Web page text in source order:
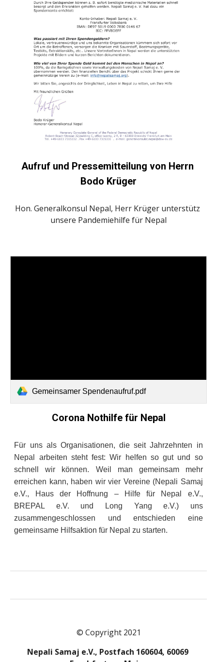
Aufruf und Pressemitteilung von Herrn
Bodo Krüger
Hon. Generalkonsul Nepal, Herr Krüger unterstütz
unsere Pandemiehilfe für Nepal
Gemeinsamer Spendenaufruf.pdf
Corona Nothilfe für Nepal
Für uns als Organisationen, die seit Jahrzehnten in
Nepal arbeiten steht fest: Wir helfen so gut und so
schnell wir können. Weil man gemeinsam mehr
erreichen kann, haben wir vier Vereine (Nepali Samaj
e.V., Haus der Hoffnung – Hilfe für Nepal e.V.,
BREPAL e.V. und Long Yang e.V.) uns
zusammengeschlossen und entschieden eine
gemeinsame Hilfsaktion für Nepal zu starten.
© Copyright 2021
Nepali Samaj e.V., Postfach 160604, 60069